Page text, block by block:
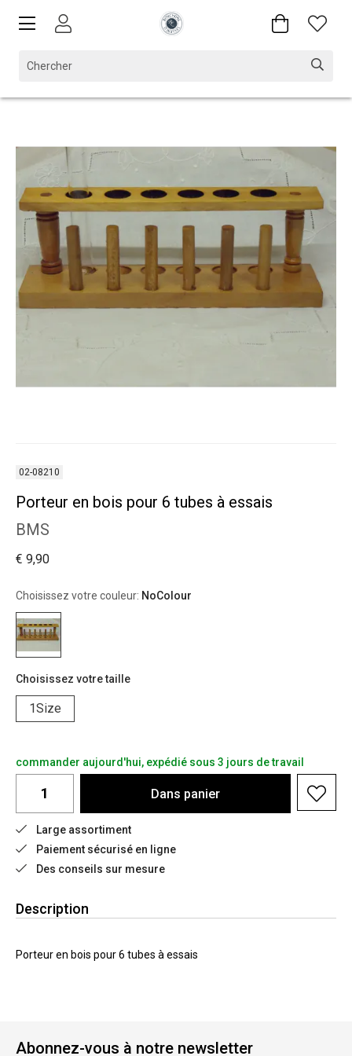
02-08210
Porteur en bois pour 6 tubes à essais
BMS
€ 9,90
Choisissez votre couleur: NoColour
Choisissez votre taille
1Size
commander aujourd'hui, expédié sous 3 jours de travail
Dans panier
Large assortiment
Paiement sécurisé en ligne
Des conseils sur mesure
Description
Porteur en bois pour 6 tubes à essais
Abonnez-vous à notre newsletter